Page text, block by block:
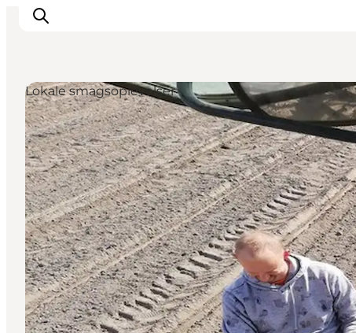
Oplevelser og aktiviteter
Planlæg din tur
Byer og steder
Guides
Det sker
For børn
Lokale smagsoplevelser